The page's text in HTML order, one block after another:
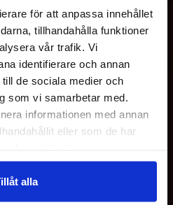
för att anpassa innehållet
tillhandahålla funktioner
vår trafik. Vi
identifierare och annan
de sociala medier och
som vi samarbetar med.
informationen med annan
eller som de har
alla
OSS